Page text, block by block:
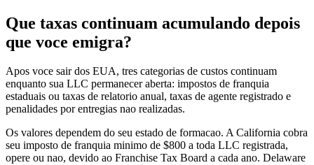
Que taxas continuam acumulando depois
que voce emigra?
Apos voce sair dos EUA, tres categorias de custos continuam
enquanto sua LLC permanecer aberta: impostos de franquia
estaduais ou taxas de relatorio anual, taxas de agente registrado e
penalidades por entregias nao realizadas.
Os valores dependem do seu estado de formacao. A California cobra
seu imposto de franquia minimo de $800 a toda LLC registrada,
opere ou nao, devido ao Franchise Tax Board a cada ano. Delaware